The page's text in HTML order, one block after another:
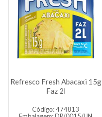
Refresco Fresh Abacaxi 15g
Faz 2l
Código: 474813